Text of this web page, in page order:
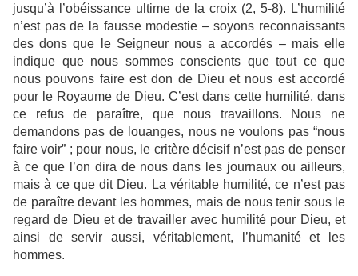
jusqu’à l’obéissance ultime de la croix (2, 5-8). L’humilité
n’est pas de la fausse modestie – soyons reconnaissants
des dons que le Seigneur nous a accordés – mais elle
indique que nous sommes conscients que tout ce que
nous pouvons faire est don de Dieu et nous est accordé
pour le Royaume de Dieu. C’est dans cette humilité, dans
ce refus de paraître, que nous travaillons. Nous ne
demandons pas de louanges, nous ne voulons pas “nous
faire voir” ; pour nous, le critère décisif n’est pas de penser
à ce que l’on dira de nous dans les journaux ou ailleurs,
mais à ce que dit Dieu. La véritable humilité, ce n’est pas
de paraître devant les hommes, mais de nous tenir sous le
regard de Dieu et de travailler avec humilité pour Dieu, et
ainsi de servir aussi, véritablement, l’humanité et les
hommes.